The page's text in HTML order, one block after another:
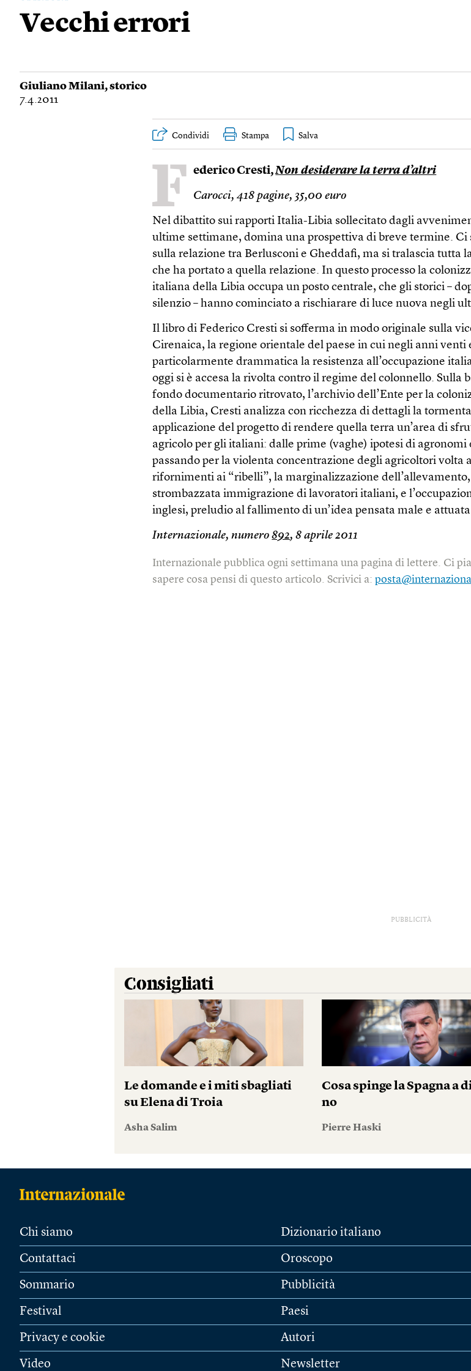
Vecchi errori
Giuliano Milani, storico
7.4.2011
Condividi Stampa
F ederico Cresti,Non desiderare la terra d’altri
Carocci, 418 pagine, 35,00 euro
Nel dibattito sui rapporti Italia-Libia sollecitato dagli
ultime settimane, domina una prospettiva di breve termine. Ci
sulla relazione tra Berlusconi e Gheddafi, ma si tralascia tutta
che ha portato a quella relazione. In questo processo la
italiana della Libia occupa un posto centrale, che gli storici –
silenzio – hanno cominciato a rischiarare di luce nuova negli
Il libro di Federico Cresti si sofferma in modo originale sulla
Cirenaica, la regione orientale del paese in cui negli anni venti
particolarmente drammatica la resistenza all’occupazione
oggi si è accesa la rivolta contro il regime del colonnello. Sulla
fondo documentario ritrovato, l’archivio dell’Ente per la
della Libia, Cresti analizza con ricchezza di dettagli la
applicazione del progetto di rendere quella terra un’area di
agricolo per gli italiani: dalle prime (vaghe) ipotesi di agronomi
passando per la violenta concentrazione degli agricoltori volta
rifornimenti ai “ribelli”, la marginalizzazione
strombazzata immigrazione di lavoratori italiani, e
inglesi, preludio al fallimento di un’idea pensata male e
Internazionale, numero892, 8 aprile 2011
Internazionale pubblica ogni settimana una pagina di lettere. Ci
sapere cosa pensi di questo articolo. Scrivici a:
PUBBLICITÀ
Consigliati
Le domande e i miti sbagliati
su Elena di Troia
Asha Salim
Cosa spinge la Spagna a
no
Pierre Haski
Chi siamo
Contattaci
Sommario
Festival
Privacy e cookie
Video
Dizionario italiano
Oroscopo
Pubblicità
Paesi
Autori
Newsletter